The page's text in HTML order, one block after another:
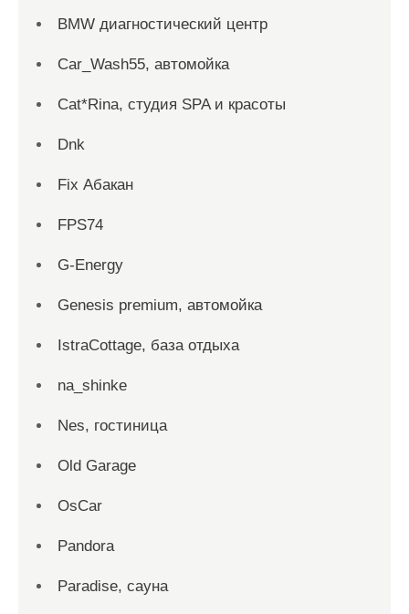
BMW диагностический центр
Car_Wash55, автомойка
Cat*Rina, студия SPA и красоты
Dnk
Fix Абакан
FPS74
G-Energy
Genesis premium, автомойка
IstraCottage, база отдыха
na_shinke
Nes, гостиница
Old Garage
OsCar
Pandora
Paradise, сауна